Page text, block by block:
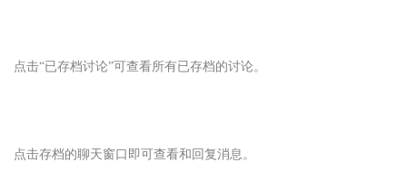
点击“已存档讨论”可查看所有已存档的讨论。
点击存档的聊天窗口即可查看和回复消息。